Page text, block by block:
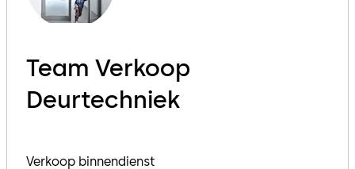
Team Verkoop
Deurtechniek
Verkoop binnendienst